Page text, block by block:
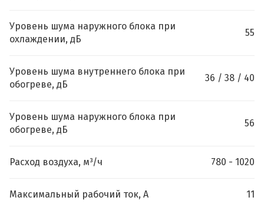
Уровень шума наружного блока при
охлаждении, дБ
55
Уровень шума внутреннего блока при
обогреве, дБ
36 / 38 / 40
Уровень шума наружного блока при
обогреве, дБ
56
Расход воздуха, м³/ч 780 - 1020
Максимальный рабочий ток, А 11